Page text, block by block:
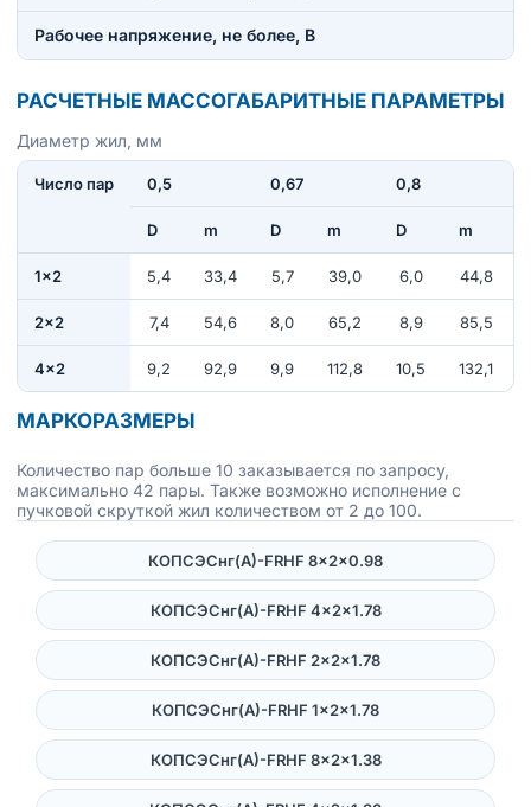
Рабочее напряжение, не более, В
РАСЧЕТНЫЕ МАССОГАБАРИТНЫЕ ПАРАМЕТРЫ
Диаметр жил, мм
Число пар 0,5 0,67 0,8
D m D m D m
1×2 5,4 33,4 5,7 39,0 6,0 44,8
2×2 7,4 54,6 8,0 65,2 8,9 85,5
4×2 9,2 92,9 9,9 112,8 10,5 132,1
МАРКОРАЗМЕРЫ
Количество пар больше 10 заказывается по запросу,
максимально 42 пары. Также возможно исполнение с
пучковой скруткой жил количеством от 2 до 100.
КОПСЭСнг(А)-FRHF 8×2×0.98
КОПСЭСнг(А)-FRHF 4×2×1.78
КОПСЭСнг(А)-FRHF 2×2×1.78
КОПСЭСнг(А)-FRHF 1×2×1.78
КОПСЭСнг(А)-FRHF 8×2×1.38